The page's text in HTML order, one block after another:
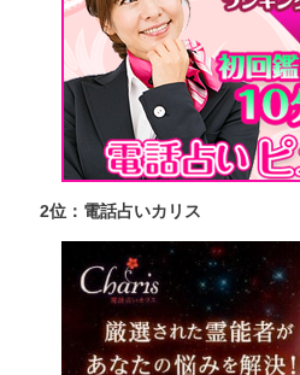
2位：電話占いカリス